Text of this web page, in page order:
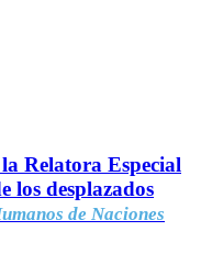
Relatora Especial
los desplazados
de Naciones